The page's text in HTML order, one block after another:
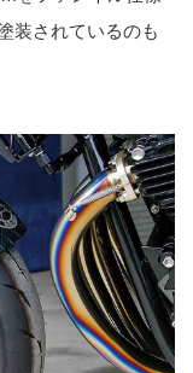
装されているのも